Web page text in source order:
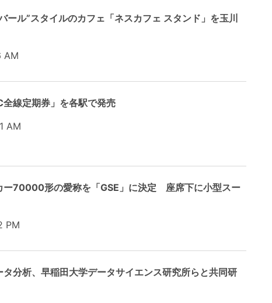
ール”スタイルのカフェ「ネスカフェ スタンド」を玉川
AM
線定期券」を各駅で発売
AM
ー70000形の愛称を「GSE」に決定 座席下に小型スー
PM
分析、早稲田大学データサイエンス研究所らと共同研